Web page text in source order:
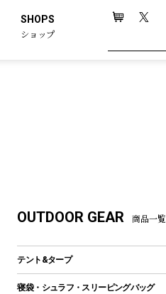
SHOPS
ショップ
OUTDOOR GEAR 商品一覧
テント&タープ
テント
寝袋・シュラフ・スリーピングバッグ